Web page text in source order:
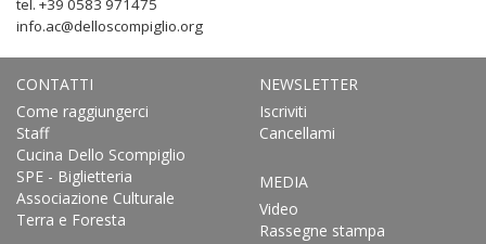
tel. +39 0583 971475
info.ac@delloscompiglio.org
CONTATTI
Come raggiungerci
Staff
Cucina Dello Scompiglio
SPE - Biglietteria
Associazione Culturale
Terra e Foresta
NEWSLETTER
Iscriviti
Cancellami
MEDIA
Video
Rassegne stampa